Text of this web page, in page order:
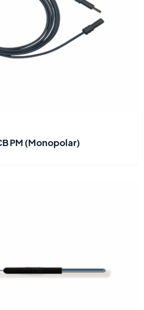
PM (Monopolar)